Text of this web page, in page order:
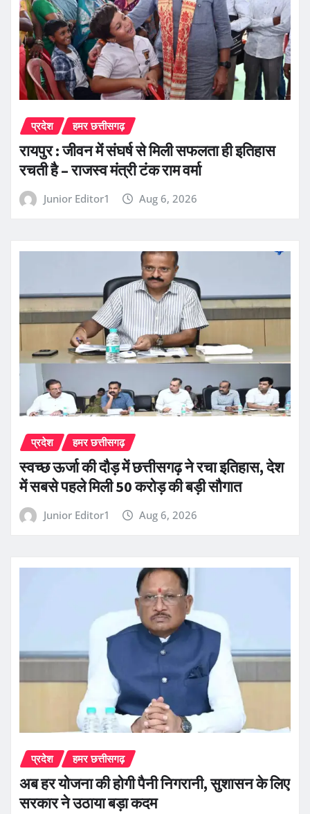
प्रदेश हमर छत्तीसगढ़
रायपुर : जीवन में संघर्ष से मिली सफलता ही इतिहास
रचती है – राजस्व मंत्री टंक राम वर्मा
Junior Editor1 Aug 6, 2026
प्रदेश हमर छत्तीसगढ़
स्वच्छ ऊर्जा की दौड़ में छत्तीसगढ़ ने रचा इतिहास, देश
में सबसे पहले मिली 50 करोड़ की बड़ी सौगात
Junior Editor1 Aug 6, 2026
प्रदेश हमर छत्तीसगढ़
अब हर योजना की होगी पैनी निगरानी, सुशासन के लिए
सरकार ने उठाया बड़ा कदम